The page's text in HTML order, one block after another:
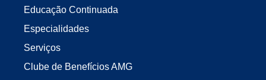
Educação Continuada
Especialidades
Serviços
Clube de Benefícios AMG